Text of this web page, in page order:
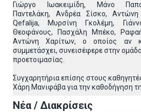
Γιώργο Ιωακειμίδη, Μάνο
Παντελάκη, Ανδρέα Σίσκο,
Qefalija, Μυρσίνη Γκολέμη,
Θεοφάνους, Πασχάλη Μπέκο,
Αντώνη Χαρίτων, ο οποίος αν
συμμετάσχει, συνεισέφερε στην
προετοιμασίας.
Συγχαρητήρια επίσης στους
Χάρη Μανιφάβα για την καθοδήγηση
Νέα / Διακρίσεις